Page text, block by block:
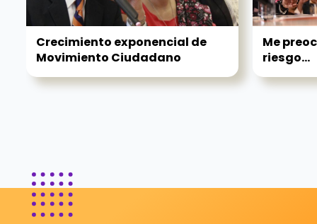
Crecimiento exponencial de
Movimiento Ciudadano
Me
riesgo...